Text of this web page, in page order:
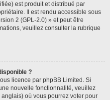
est produit et distribué par
Il est rendu accessible sous
2 (GPL-2.0) » et peut être
veuillez consulter la rubrique
?
licence par phpBB Limited. Si
nouvelle fonctionnalité, veuillez
anglais) où vous pourrez voter pour